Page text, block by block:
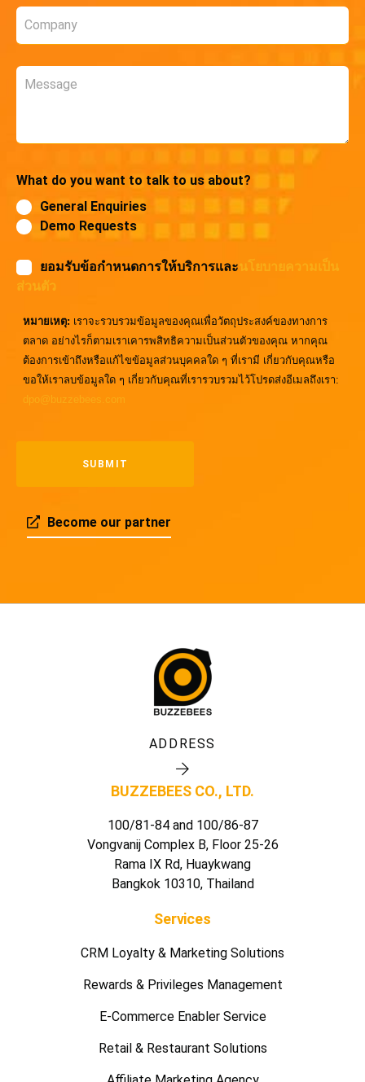
Company
Message
What do you want to talk to us about?
General Enquiries
Demo Requests
ยอมรับข้อกำหนดการให้บริการและนโยบายความเป็น
ส่วนตัว
หมายเหตุ: เราจะรวบรวมข้อมูลของคุณเพื่อวัตถุประสงค์ของทางการ
ตลาด อย่างไรก็ตามเราเคารพสิทธิความเป็นส่วนตัวของคุณ หากคุณ
ต้องการเข้าถึงหรือแก้ไขข้อมูลส่วนบุคคลใด ๆ ที่เรามี เกี่ยวกับคุณหรือ
ขอให้เราลบข้อมูลใด ๆ เกี่ยวกับคุณที่เรารวบรวมไว้โปรดส่งอีเมลถึงเรา:
dpo@buzzebees.com
Become our partner
ADDRESS
BUZZEBEES CO., LTD.
100/81-84 and 100/86-87
Vongvanij Complex B, Floor 25-26
Rama IX Rd, Huaykwang
Bangkok 10310, Thailand
Services
CRM Loyalty & Marketing Solutions
Rewards & Privileges Management
E-Commerce Enabler Service
Retail & Restaurant Solutions